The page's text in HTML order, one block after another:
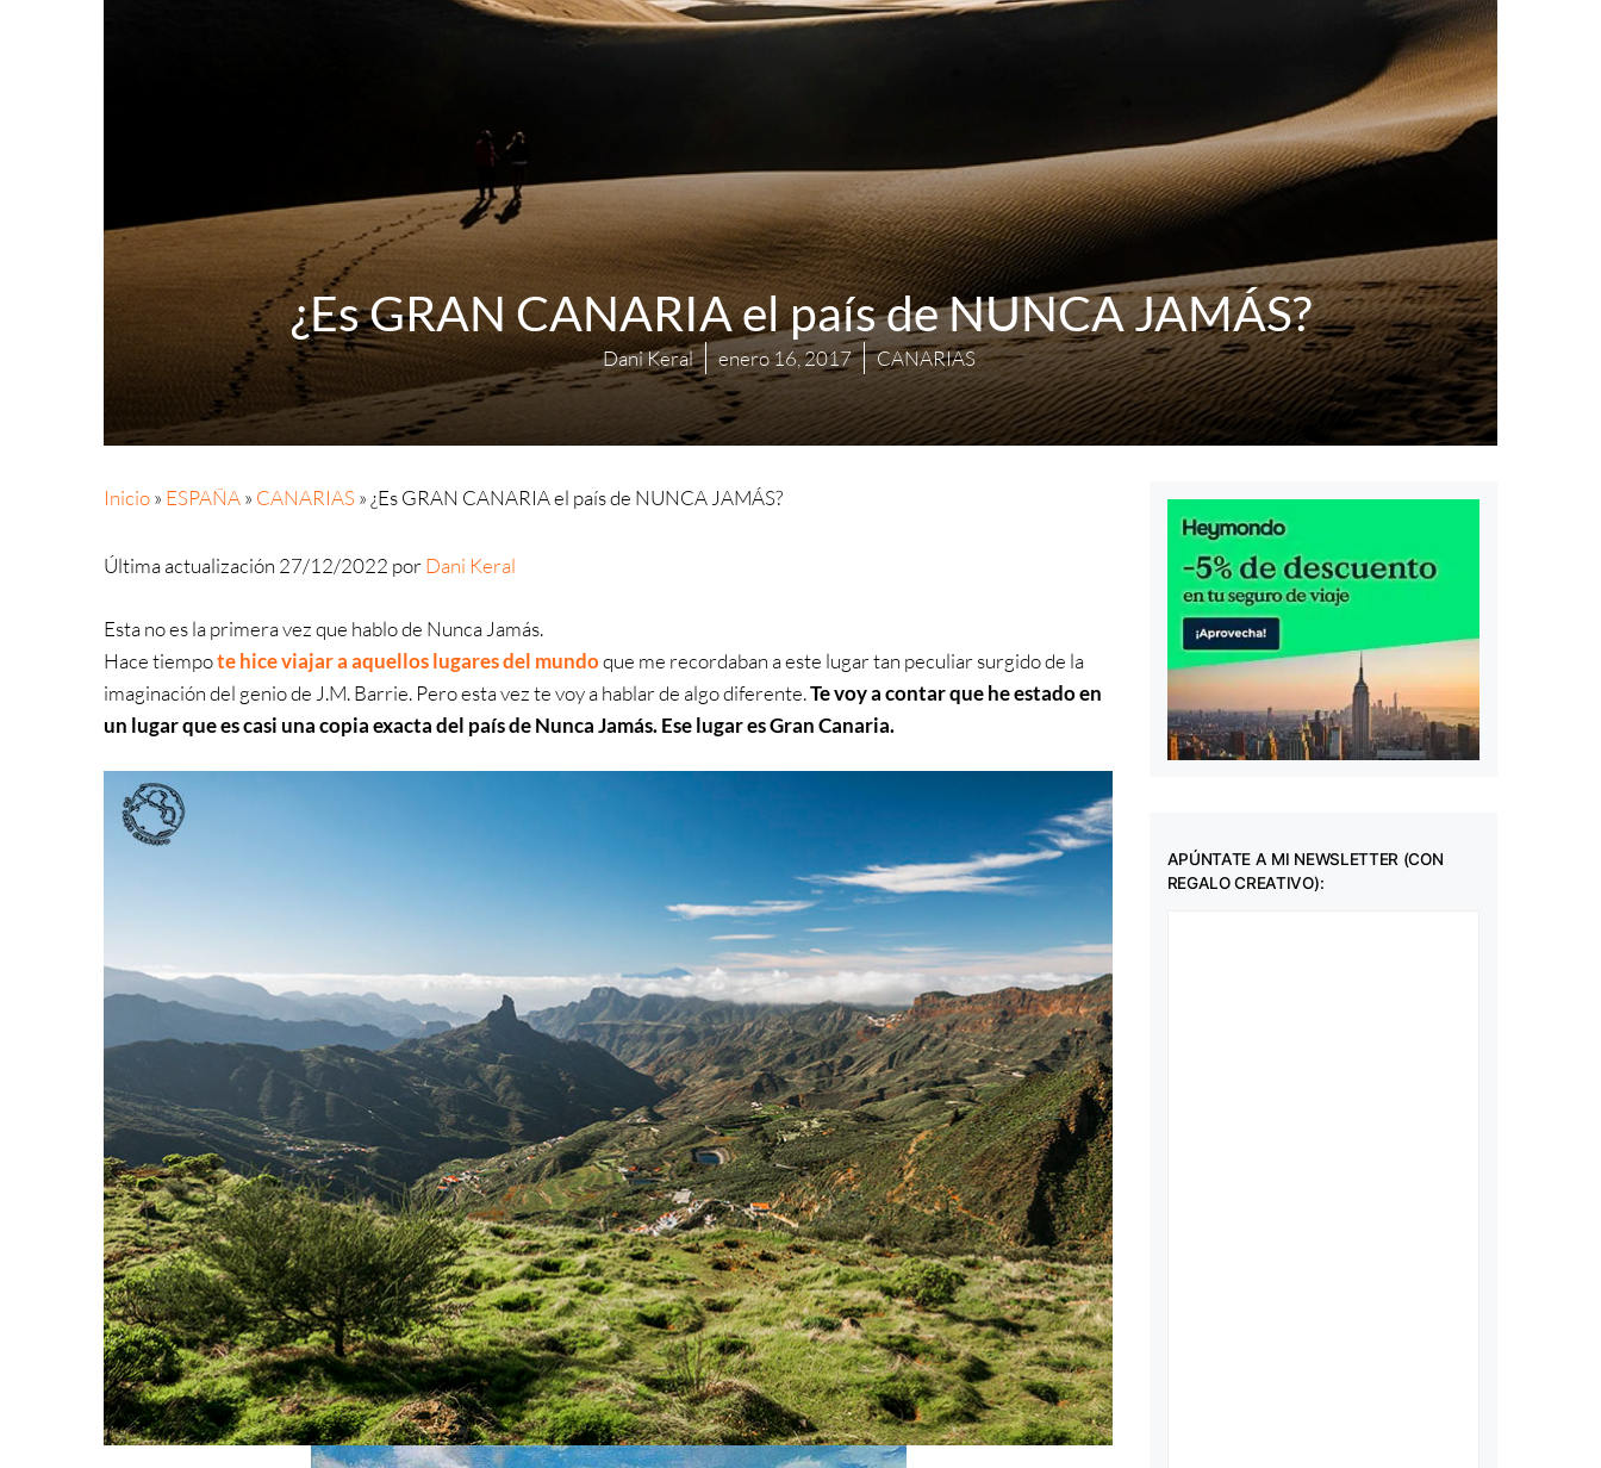
¿Es GRAN CANARIA el país de NUNCA JAMÁS?
Dani Keral enero 16, 2017 CANARIAS
Inicio» ESPAÑA» CANARIAS» ¿Es GRAN CANARIA el país de NUNCA JAMÁS?
Última actualización 27/12/2022 porDani Keral
Esta no es la primera vez que hablo de Nunca Jamás.
Hace tiempote hice viajar a aquellos lugares del mundoque me recordaban a este lugar tan peculiar surgido de la
imaginación del genio de J.M. Barrie. Pero esta vez te voy a hablar de algo diferente.Te voy a contar que he estado en
un lugar que es casi una copia exacta del país de Nunca Jamás. Ese lugar es Gran Canaria.
APÚNTATE A MI NEWSLETTER (CON
REGALO CREATIVO):